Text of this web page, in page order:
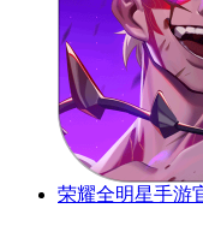
荣耀全明星手游